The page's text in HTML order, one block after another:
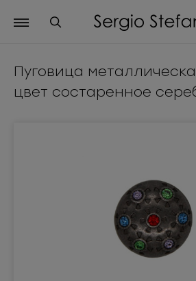
Пуговица
цвет состаренное